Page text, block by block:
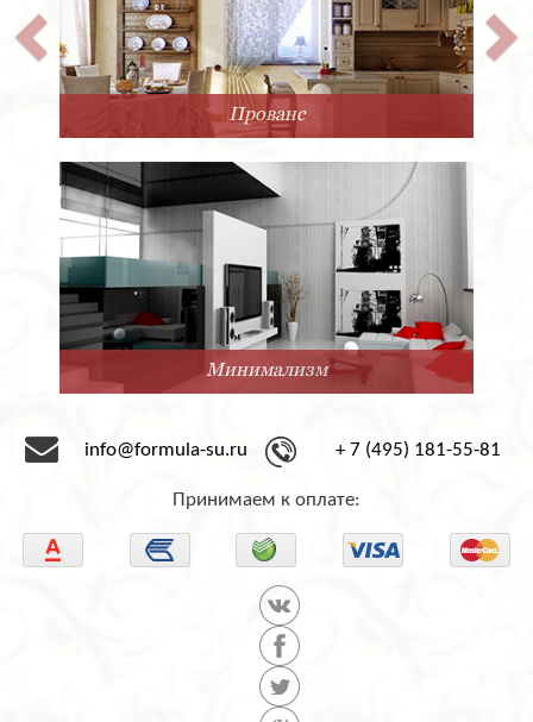
Прованс
Минимализм
info@formula-su.ru + 7 (495) 181-55-81
Принимаем к оплате: